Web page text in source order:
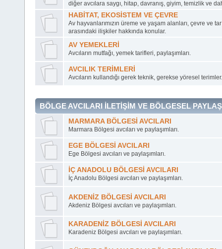
diğer avcılara saygı, hitap, davranış, giyim, temizlik ve
HABİTAT, EKOSİSTEM VE ÇEVRE
Av hayvanlarımızın üreme ve yaşam alanları, çevre ve
arasındaki ilişkiler hakkında konular.
AV YEMEKLERİ
Avcıların mutfağı, yemek tarifleri, paylaşımları.
AVCILIK TERİMLERİ
Avcıların kullandığı gerek teknik, gerekse yöresel terimler.
BÖLGE AVCILARI İLETİŞİM VE BÖLGESEL
MARMARA BÖLGESİ AVCILARI
Marmara Bölgesi avcıları ve paylaşımları.
EGE BÖLGESİ AVCILARI
Ege Bölgesi avcıları ve paylaşımları.
İÇ ANADOLU BÖLGESİ AVCILARI
İç Anadolu Bölgesi avcıları ve paylaşımları.
AKDENİZ BÖLGESİ AVCILARI
Akdeniz Bölgesi avcıları ve paylaşımları.
KARADENİZ BÖLGESİ AVCILARI
Karadeniz Bölgesi avcıları ve paylaşımları.